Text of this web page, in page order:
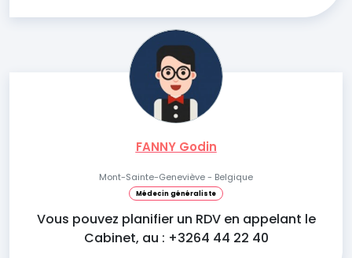
FANNY Godin
Mont-Sainte-Geneviève - Belgique
Médecin généraliste
Vous pouvez planifier un RDV en appelant le
Cabinet, au : +3264 44 22 40